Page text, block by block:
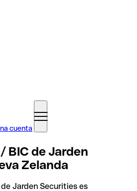
cuenta
BIC de Jarden
Zelanda
Jarden Securities es